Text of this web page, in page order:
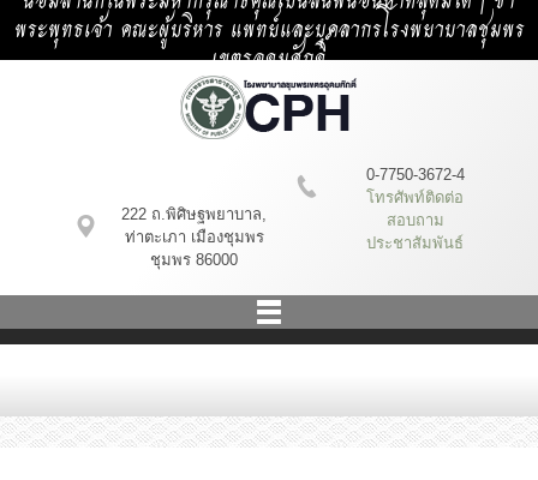
พระพุทธเจ้า คณะผู้บริหาร แพทย์และบุคลากรโรงพยาบาลชุมพร
เขตรอุดมศักดิ์
222 ถ.พิศิษฐพยาบาล,
ท่าตะเภา เมืองชุมพร
ชุมพร 86000
0-7750-3672-4
โทรศัพท์ติดต่อ
สอบถาม
ประชาสัมพันธ์